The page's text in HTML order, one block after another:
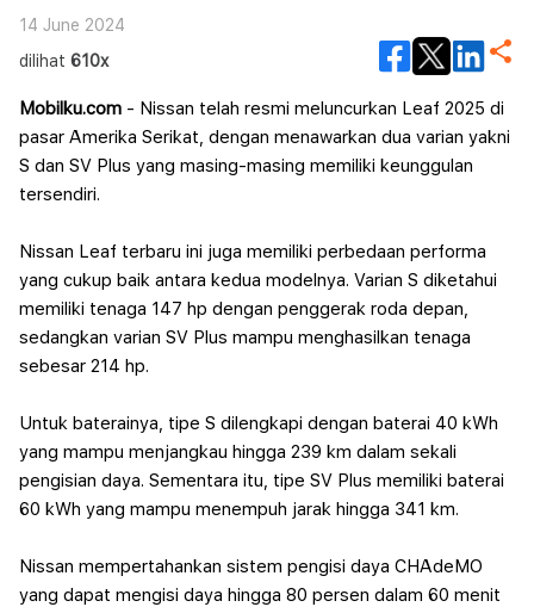
14 June 2024
dilihat 610x
Mobilku.com - Nissan telah resmi meluncurkan Leaf 2025 di
pasar Amerika Serikat, dengan menawarkan dua varian yakni
S dan SV Plus yang masing-masing memiliki keunggulan
tersendiri.
Nissan Leaf terbaru ini juga memiliki perbedaan performa
yang cukup baik antara kedua modelnya. Varian S diketahui
memiliki tenaga 147 hp dengan penggerak roda depan,
sedangkan varian SV Plus mampu menghasilkan tenaga
sebesar 214 hp.
Untuk baterainya, tipe S dilengkapi dengan baterai 40 kWh
yang mampu menjangkau hingga 239 km dalam sekali
pengisian daya. Sementara itu, tipe SV Plus memiliki baterai
60 kWh yang mampu menempuh jarak hingga 341 km.
Nissan mempertahankan sistem pengisi daya CHAdeMO
yang dapat mengisi daya hingga 80 persen dalam 60 menit